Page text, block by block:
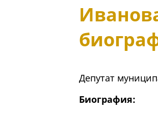
Депутат
Биография: